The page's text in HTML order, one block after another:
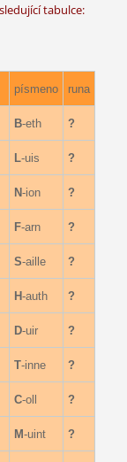
tabulce:
písmeno runa
B-eth ?
L-uis ?
N-ion ?
F-arn ?
S-aille ?
H-auth ?
D-uir ?
T-inne ?
C-oll ?
M-uint ?